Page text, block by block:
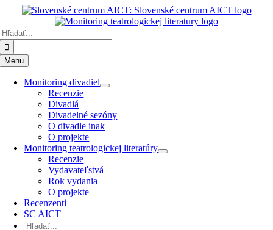
Preskočiť
obsahu
Menu
Monitoring divadiel
Recenzie
Divadlá
Divadelné sezóny
O divadle inak
O projekte
Monitoring teatrologickej literatúry
Recenzie
Vydavateľstvá
Rok vydania
O projekte
Recenzenti
SC AICT
Hľadať: